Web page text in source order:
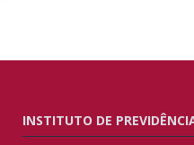
INSTITUTO DE